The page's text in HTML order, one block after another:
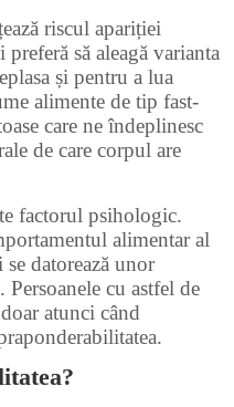
riscul apariției
să aleagă varianta
și pentru a lua
alimente de tip fast-
care ne îndeplinesc
de care corpul are
factorul psihologic.
alimentar al
datorează unor
cu astfel de
atunci când